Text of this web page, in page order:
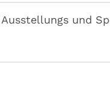
Ausstellungs und